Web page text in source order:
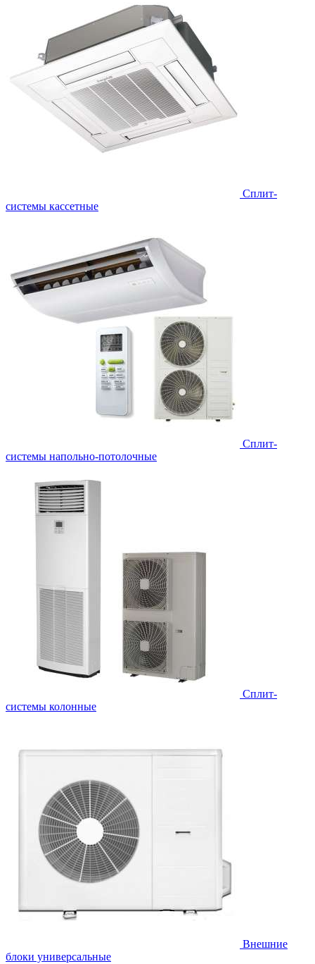
Сплит-
системы кассетные
Сплит-
системы напольно-потолочные
Cплит-
системы колонные
Внешние
блоки универсальные